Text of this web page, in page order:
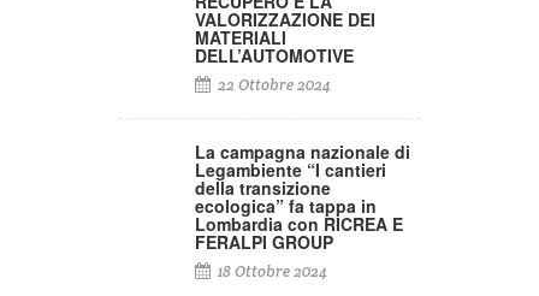
VALORIZZAZIONE DEI
MATERIALI
DELL’AUTOMOTIVE
22 Ottobre 2024
La campagna nazionale di
Legambiente “I cantieri
della transizione
ecologica” fa tappa in
Lombardia con RICREA E
FERALPI GROUP
18 Ottobre 2024